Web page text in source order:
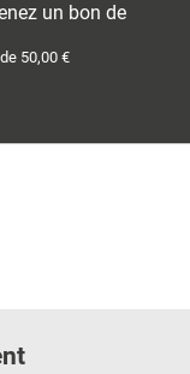
un bon de
50,00 €